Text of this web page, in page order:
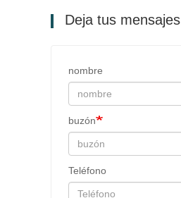
Deja tus mensajes
nombre
buzón
Teléfono